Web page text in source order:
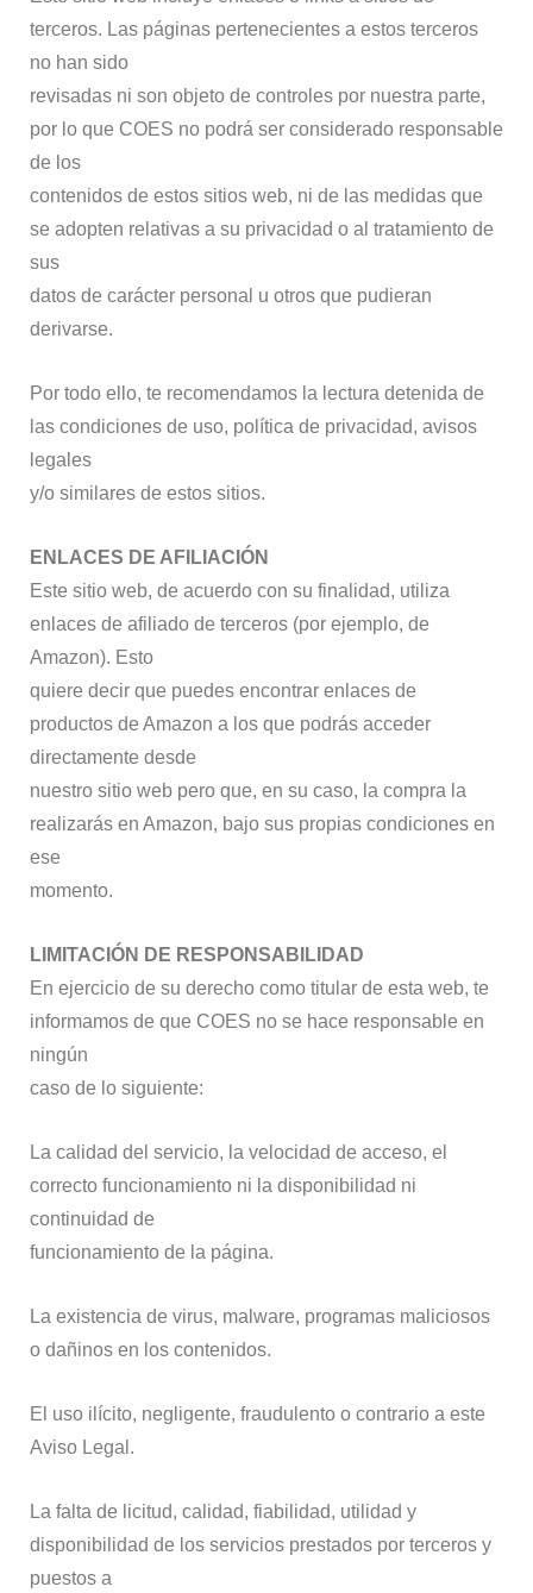
terceros. Las páginas pertenecientes a estos terceros
no han sido
revisadas ni son objeto de controles por nuestra parte,
por lo que COES no podrá ser considerado responsable
de los
contenidos de estos sitios web, ni de las medidas que
se adopten relativas a su privacidad o al tratamiento de
sus
datos de carácter personal u otros que pudieran
derivarse.
Por todo ello, te recomendamos la lectura detenida de
las condiciones de uso, política de privacidad, avisos
legales
y/o similares de estos sitios.
ENLACES DE AFILIACIÓN
Este sitio web, de acuerdo con su finalidad, utiliza
enlaces de afiliado de terceros (por ejemplo, de
Amazon). Esto
quiere decir que puedes encontrar enlaces de
productos de Amazon a los que podrás acceder
directamente desde
nuestro sitio web pero que, en su caso, la compra la
realizarás en Amazon, bajo sus propias condiciones en
ese
momento.
LIMITACIÓN DE RESPONSABILIDAD
En ejercicio de su derecho como titular de esta web, te
informamos de que COES no se hace responsable en
ningún
caso de lo siguiente:
La calidad del servicio, la velocidad de acceso, el
correcto funcionamiento ni la disponibilidad ni
continuidad de
funcionamiento de la página.
La existencia de virus, malware, programas maliciosos
o dañinos en los contenidos.
El uso ilícito, negligente, fraudulento o contrario a este
Aviso Legal.
La falta de licitud, calidad, fiabilidad, utilidad y
disponibilidad de los servicios prestados por terceros y
puestos a